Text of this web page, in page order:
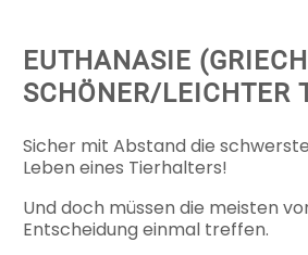
EUTHANASIE
SCHÖNER/LEICHTER
Sicher mit Abstand die
Leben eines Tierhalters!
Und doch müssen die meisten
Entscheidung einmal treffen.